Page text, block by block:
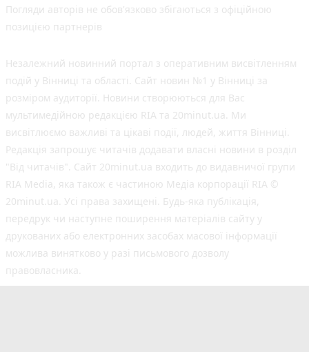
Погляди авторів не обов'язково збігаються з офіційною
позицією партнерів
Незалежний новинний портал з оперативним висвітленням
подій у Вінниці та області. Сайт новин №1 у Вінниці за
розміром аудиторії. Новини створюються для Вас
мультимедійною редакцією RIA та 20minut.ua. Ми
висвітлюємо важливі та цікаві події, людей, життя Вінниці.
Редакція запрошує читачів додавати власні новини в розділ
"Від читачів". Сайт 20minut.ua входить до видавничої групи
RIA Media, яка також є частиною Медіа корпорації RIA ©
20minut.ua. Усі права захищені. Будь-яка публiкацiя,
передрук чи наступне поширення матеріалів сайту у
друкованих або електронних засобах масової інформації
можлива винятково у разі письмового дозволу
правовласника.